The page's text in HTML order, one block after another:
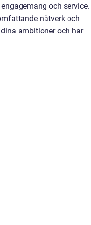
och service.
nätverk och
ambitioner och har